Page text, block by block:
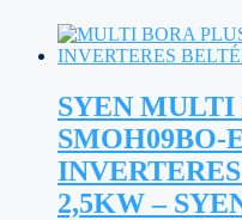
SYEN MULTI
SMOH09BO-
2,5KW –